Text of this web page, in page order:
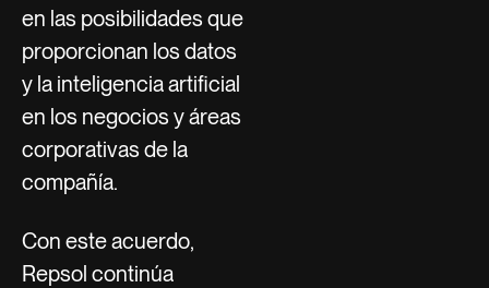
en las posibilidades que
proporcionan los datos
y la inteligencia artificial
en los negocios y áreas
corporativas de la
compañía.
Con este acuerdo,
Repsol continúa